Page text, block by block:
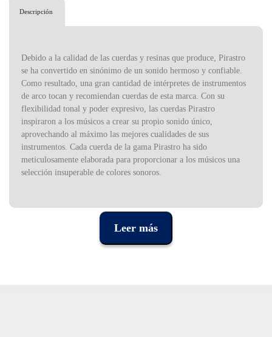
Descripción
Debido a la calidad de las cuerdas y resinas que produce, Pirastro
se ha convertido en sinónimo de un sonido hermoso y confiable.
Como resultado, una gran cantidad de intérpretes de instrumentos
de arco tocan y recomiendan cuerdas de esta marca. Con su
flexibilidad tonal y poder expresivo, las cuerdas Pirastro
inspiraron a los músicos a crear su propio sonido único,
aprovechando al máximo las mejores cualidades de sus
instrumentos. Cada cuerda de la gama Pirastro ha sido
meticulosamente elaborada para proporcionar a los músicos una
selección insuperable de colores sonoros.
Leer más